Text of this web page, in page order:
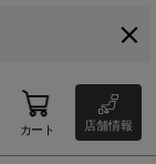
カート 店舗情報